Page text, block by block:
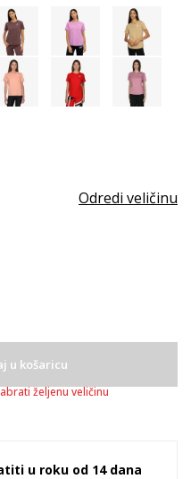
Odredi veličinu
u košaricu
željenu veličinu
u roku od 14 dana